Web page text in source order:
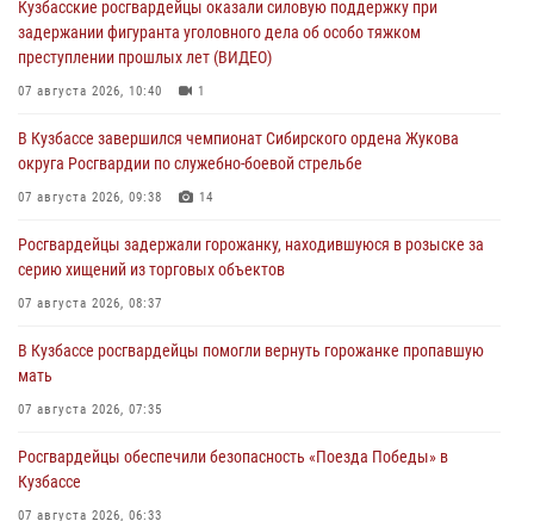
Кузбасские росгвардейцы оказали силовую поддержку при
задержании фигуранта уголовного дела об особо тяжком
преступлении прошлых лет (ВИДЕО)
07 августа 2026, 10:40 1
В Кузбассе завершился чемпионат Сибирского ордена Жукова
округа Росгвардии по служебно-боевой стрельбе
07 августа 2026, 09:38 14
Росгвардейцы задержали горожанку, находившуюся в розыске за
серию хищений из торговых объектов
07 августа 2026, 08:37
В Кузбассе росгвардейцы помогли вернуть горожанке пропавшую
мать
07 августа 2026, 07:35
Росгвардейцы обеспечили безопасность «Поезда Победы» в
Кузбассе
07 августа 2026, 06:33